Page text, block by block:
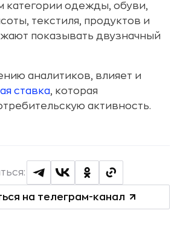
категории одежды, обуви,
текстиля, продуктов и
показывать двузначный
аналитиков, влияет и
ставка, которая
активность.
на телеграм-канал